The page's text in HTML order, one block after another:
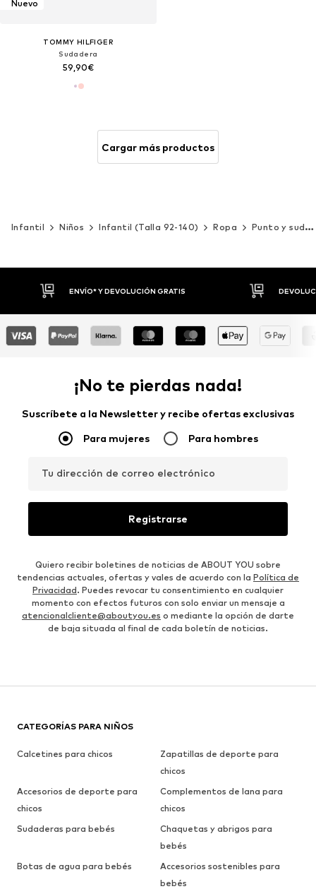
Nuevo
TOMMY HILFIGER
Sudadera
59,90€
Cargar más productos
Infantil Niños Infantil (Talla 92-140) Ropa Punto y sudaderas
DEVOLUCIONES HASTA 30 DÍAS
¡No te pierdas nada!
Suscríbete a la Newsletter y recibe ofertas exclusivas
Para mujeres Para hombres
Tu dirección de correo electrónico
Registrarse
Quiero recibir boletines de noticias de ABOUT YOU sobre
tendencias actuales, ofertas y vales de acuerdo con la Política de
Privacidad. Puedes revocar tu consentimiento en cualquier
momento con efectos futuros con solo enviar un mensaje a
atencionalcliente@aboutyou.es o mediante la opción de darte
de baja situada al final de cada boletín de noticias.
CATEGORÍAS PARA NIÑOS
Calcetines para chicos
Zapatillas de deporte para
chicos
Accesorios de deporte para
chicos
Complementos de lana para
chicos
Sudaderas para bebés
Chaquetas y abrigos para
bebés
Botas de agua para bebés
Accesorios sostenibles para
bebés